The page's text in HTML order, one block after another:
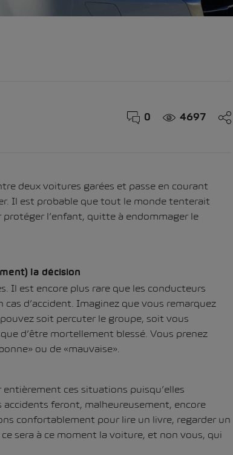
0 4697
deux voitures garées et passe en courant
Il est probable que tout le monde tenterait
l’enfant, quitte à endommager le
la décision
Il est encore plus rare que les conducteurs
d’accident. Imaginez que vous remarquez
soit percuter le groupe, soit vous
d’être mortellement blessé. Vous prenez
ou de «mauvaise».
ces situations puisqu’elles
accidents feront, malheureusement, encore
confortablement pour lire un livre, regarder un
sera à ce moment la voiture, et non vous, qui